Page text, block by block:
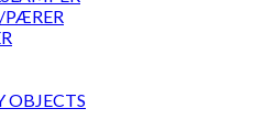
PÆRER
OBJECTS